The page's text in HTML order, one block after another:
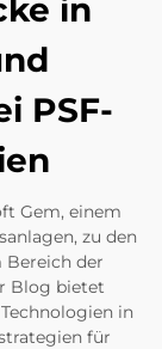
in
PSF-
Gem, einem
zu den
Bereich der
Blog bietet
in
für